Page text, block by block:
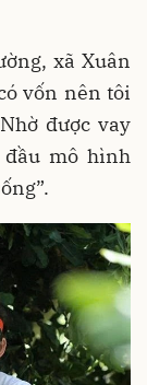
xã Xuân
vốn nên tôi
được vay
mô hình